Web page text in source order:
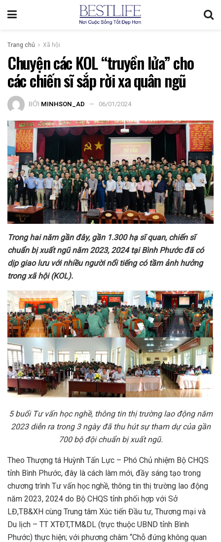
Trang chủ Xã hội
Chuyện các KOL “truyền lửa” cho
các chiến sĩ sắp rời xa quân ngũ
BỞI MINHSON_AD 06/01/2024
Trong hai năm gần đây, gần 1.300 hạ sĩ quan, chiến sĩ
chuẩn bị xuất ngũ năm 2023, 2024 tại Bình Phước đã có
dịp giao lưu với nhiều người nổi tiếng có tầm ảnh hưởng
trong xã hội (KOL).
5buổi Tư vấn học nghề, thông tin thị trường lao động năm
2023 diễn ra trong 3 ngày đã thu hút sự tham dự của gần
700 bộ đội chuẩn bị xuất ngũ.
Theo Thượng tá Huỳnh Tấn Lực – Phó Chủ nhiệm Bộ CHQS
tỉnh Bình Phước, đây là cách làm mới, đầy sáng tạo trong
chương trình Tư vấn học nghề, thông tin thị trường lao động
năm 2023, 2024 do Bộ CHQS tỉnh phối hợp với Sở
LĐ,TB&XH cùng Trung tâm Xúc tiến Đầu tư, Thương mại và
Du lịch – TT XTĐT,TM&DL (trực thuộc UBND tỉnh Bình
Phước) thực hiện; với phương châm “Chỗ đứng không quan